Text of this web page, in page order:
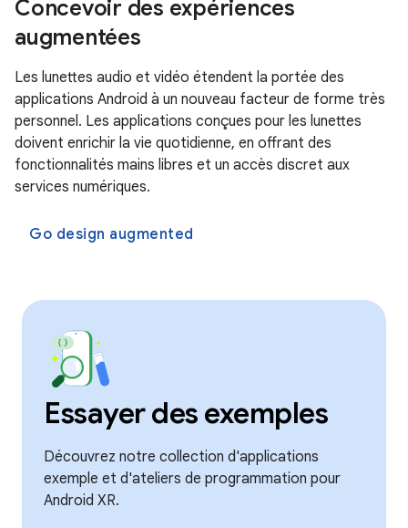
Concevoir des expériences
augmentées
Les lunettes audio et vidéo étendent la portée des
applications Android à un nouveau facteur de forme très
personnel. Les applications conçues pour les lunettes
doivent enrichir la vie quotidienne, en offrant des
fonctionnalités mains libres et un accès discret aux
services numériques.
Go design augmented
Essayer des exemples
Découvrez notre collection d'applications
exemple et d'ateliers de programmation pour
Android XR.